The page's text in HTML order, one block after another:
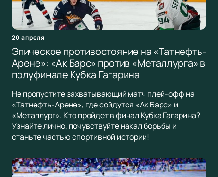
20 апреля
Эпическое противостояние на «Татнефть-
Арене»: «Ак Барс» против «Металлурга» в
полуфинале Кубка Гагарина
Не пропустите захватывающий матч плей-офф на
«Татнефть-Арене», где сойдутся «Ак Барс» и
«Металлург». Кто пройдет в финал Кубка Гагарина?
Узнайте лично, почувствуйте накал борьбы и
станьте частью спортивной истории!